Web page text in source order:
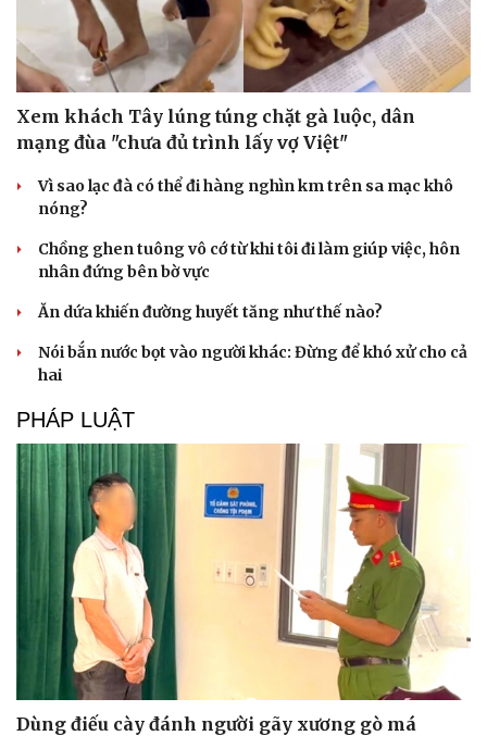
Xem khách Tây lúng túng chặt gà luộc, dân
mạng đùa "chưa đủ trình lấy vợ Việt"
Vì sao lạc đà có thể đi hàng nghìn km trên sa mạc khô
nóng?
Chồng ghen tuông vô cớ từ khi tôi đi làm giúp việc, hôn
nhân đứng bên bờ vực
Ăn dứa khiến đường huyết tăng như thế nào?
Nói bắn nước bọt vào người khác: Đừng để khó xử cho cả
hai
PHÁP LUẬT
Dùng điếu cày đánh người gãy xương gò má